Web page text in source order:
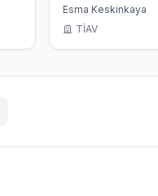
Suriyeli
Göçmenler
Esma Keskinkaya
TİAV